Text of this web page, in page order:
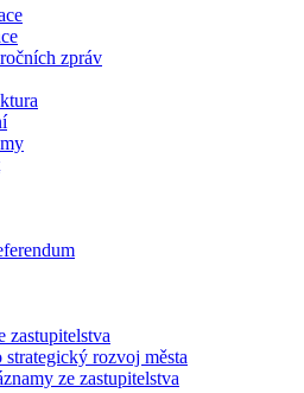
zpráv
zastupitelstva
rozvoj města
ze zastupitelstva